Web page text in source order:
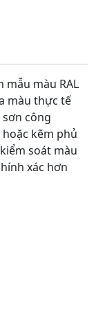
mẫu màu RAL
màu thực tế
công
kẽm phủ
soát màu
xác hơn